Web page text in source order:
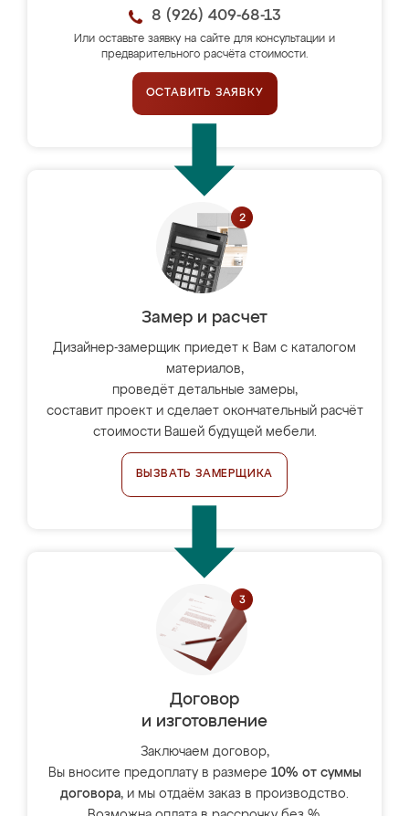
8 (926) 409-68-13
Или оставьте заявку на сайте для консультации и
предварительного расчёта стоимости.
ОСТАВИТЬ ЗАЯВКУ
Замер и расчет
Дизайнер-замерщик приедет к Вам с каталогом
материалов,
проведёт детальные замеры,
составит проект и сделает окончательный расчёт
стоимости Вашей будущей мебели.
ВЫЗВАТЬ ЗАМЕРЩИКА
Договор
и изготовление
Заключаем договор,
Вы вносите предоплату в размере 10% от суммы
договора, и мы отдаём заказ в производство.